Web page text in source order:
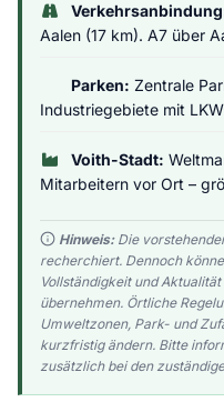
Aalen (17 km). A7 über
Parken: Zentrale
Industriegebiete mit
Voith-Stadt:
Mitarbeitern vor Ort –
Hinweis:Die
recherchiert. Dennoch
Vollständigkeit und
übernehmen. Örtliche
Umweltzonen, Park- und
kurzfristig ändern. Bitte
zusätzlich bei den